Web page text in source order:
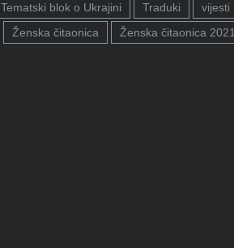
Tematski blok o Ukrajini Traduki
vijesti
Ženska čitaonica Ženska čitaonica 2021